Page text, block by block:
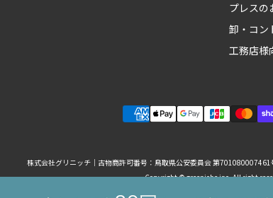
プレスの
卸・コン
工務店様
株式会社グリニッチ｜古物商許可番号：鳥取県公安委員会 第
Copyright © greeniche inc. All right